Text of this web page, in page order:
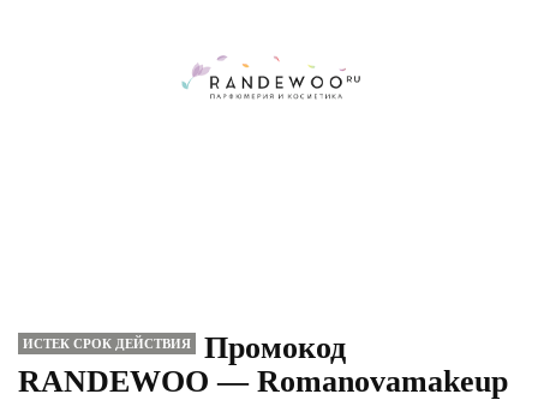
ИСТЕК СРОК ДЕЙСТВИЯ
Промокод
RANDEWOO — Romanovamakeup